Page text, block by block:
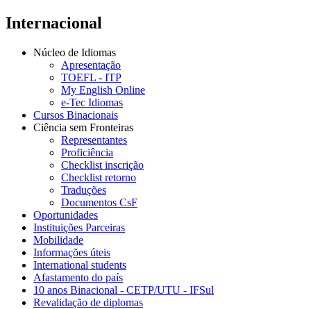
Internacional
Núcleo de Idiomas
Apresentação
TOEFL - ITP
My English Online
e-Tec Idiomas
Cursos Binacionais
Ciência sem Fronteiras
Representantes
Proficiência
Checklist inscrição
Checklist retorno
Traduções
Documentos CsF
Oportunidades
Instituições Parceiras
Mobilidade
Informações úteis
International students
Afastamento do país
10 anos Binacional - CETP/UTU - IFSul
Revalidação de diplomas